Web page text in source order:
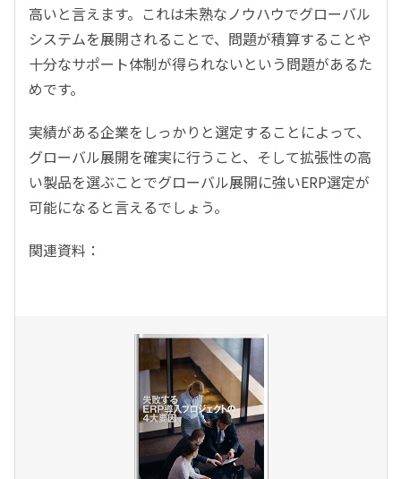
高いと言えます。これは未熟なノウハウでグローバル
システムを展開されることで、問題が積算することや
十分なサポート体制が得られないという問題があるた
めです。
実績がある企業をしっかりと選定することによって、
グローバル展開を確実に行うこと、そして拡張性の高
い製品を選ぶことでグローバル展開に強いERP選定が
可能になると言えるでしょう。
関連資料：